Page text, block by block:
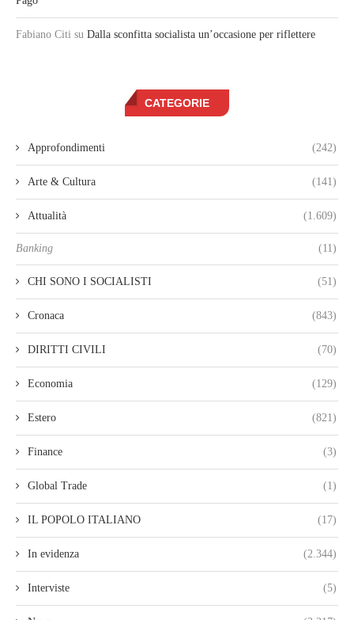
Fabiano Citi su Dalla sconfitta socialista un’occasione per riflettere
CATEGORIE
Approfondimenti (242)
Arte & Cultura (141)
Attualità (1.609)
Banking (11)
CHI SONO I SOCIALISTI (51)
Cronaca (843)
DIRITTI CIVILI (70)
Economia (129)
Estero (821)
Finance (3)
Global Trade (1)
IL POPOLO ITALIANO (17)
In evidenza (2.344)
Interviste (5)